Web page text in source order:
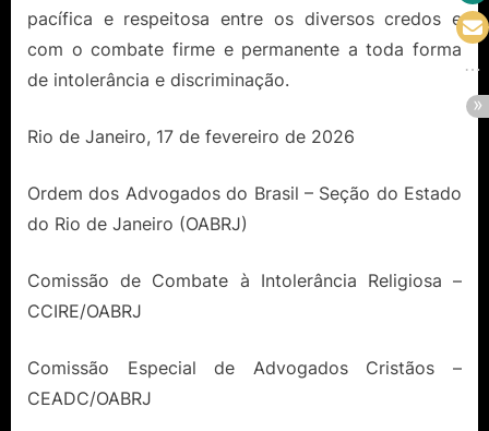
pacífica e respeitosa entre os diversos credos e
com o combate firme e permanente a toda forma
de intolerância e discriminação.
Rio de Janeiro, 17 de fevereiro de 2026
Ordem dos Advogados do Brasil – Seção do Estado
do Rio de Janeiro (OABRJ)
Comissão de Combate à Intolerância Religiosa –
CCIRE/OABRJ
Comissão Especial de Advogados Cristãos –
CEADC/OABRJ